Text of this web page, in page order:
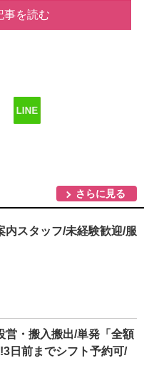
事を読む
さらに見る
内スタッフ/未経験歓迎/服
営・搬入搬出/単発「全額
日前までシフト予約可/